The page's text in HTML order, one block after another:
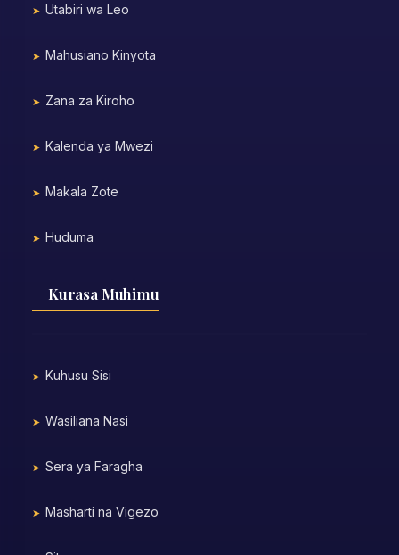
Utabiri wa Leo
Mahusiano Kinyota
Zana za Kiroho
Kalenda ya Mwezi
Makala Zote
Huduma
Kurasa Muhimu
Kuhusu Sisi
Wasiliana Nasi
Sera ya Faragha
Masharti na Vigezo